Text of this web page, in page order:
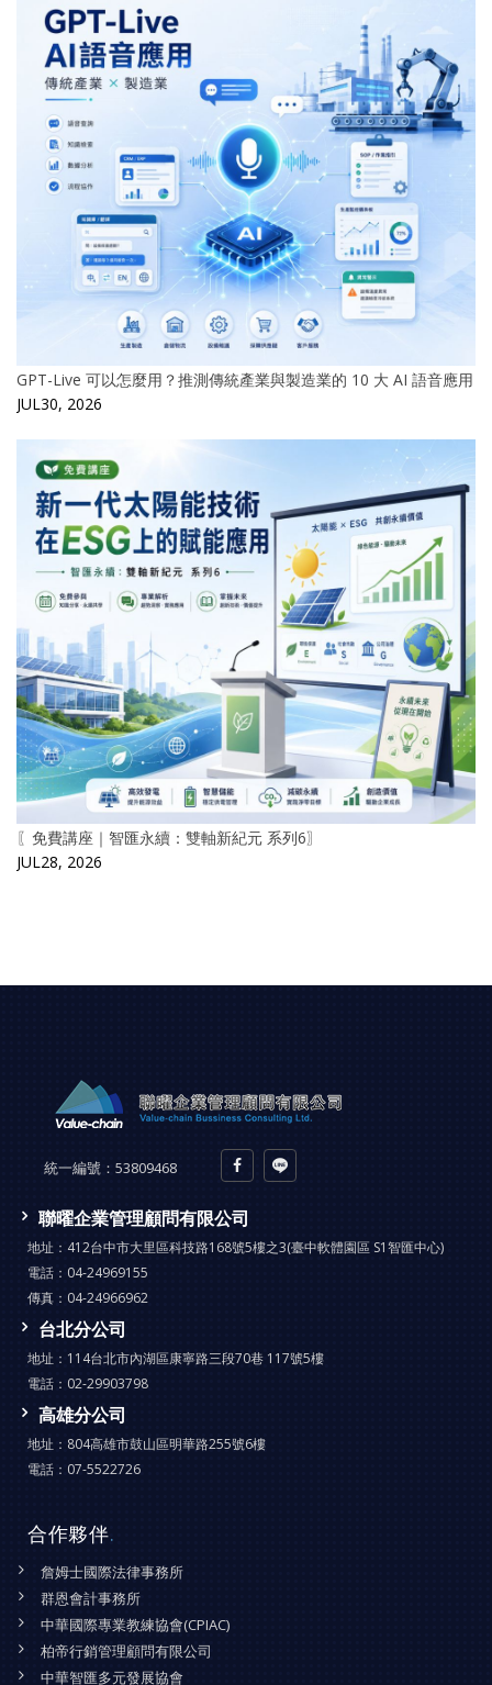
GPT-Live 可以怎麼用？推測傳統產業與製造業的 10 大 AI 語音應用
JUL30, 2026
〖免費講座｜智匯永續：雙軸新紀元 系列6〗
JUL28, 2026
統一編號： 53809468
聯曜企業管理顧問有限公司
地址： 412台中市大里區科技路168號5樓之3(臺中軟體園區 S1智匯中心)
電話： 04-24969155
傳真： 04-24966962
台北分公司
地址： 114台北市內湖區康寧路三段70巷 117號5樓
電話： 02-29903798
高雄分公司
地址： 804高雄市鼓山區明華路255號6樓
電話： 07-5522726
合作夥伴.
詹姆士國際法律事務所
群恩會計事務所
中華國際專業教練協會(CPIAC)
柏帝行銷管理顧問有限公司
中華智匯多元發展協會